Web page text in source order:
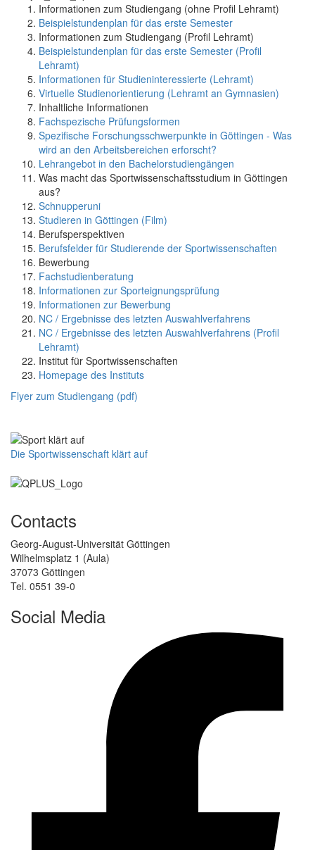
Informationen zum Studiengang (ohne Profil Lehramt)
Beispielstundenplan für das erste Semester
Informationen zum Studiengang (Profil Lehramt)
Beispielstundenplan für das erste Semester (Profil
Lehramt)
Informationen für Studieninteressierte (Lehramt)
Virtuelle Studienorientierung (Lehramt an Gymnasien)
Inhaltliche Informationen
Fachspezische Prüfungsformen
Spezifische Forschungsschwerpunkte in Göttingen - Was
wird an den Arbeitsbereichen erforscht?
Lehrangebot in den Bachelorstudiengängen
Was macht das Sportwissenschaftsstudium in Göttingen
aus?
Schnupperuni
Studieren in Göttingen (Film)
Berufsperspektiven
Berufsfelder für Studierende der Sportwissenschaften
Bewerbung
Fachstudienberatung
Informationen zur Sporteignungsprüfung
Informationen zur Bewerbung
NC / Ergebnisse des letzten Auswahlverfahrens
NC / Ergebnisse des letzten Auswahlverfahrens (Profil
Lehramt)
Institut für Sportwissenschaften
Homepage des Instituts
Flyer zum Studiengang (pdf)
Die Sportwissenschaft klärt auf
Contacts
Georg-August-Universität Göttingen
Wilhelmsplatz 1 (Aula)
37073 Göttingen
Tel. 0551 39-0
Social Media